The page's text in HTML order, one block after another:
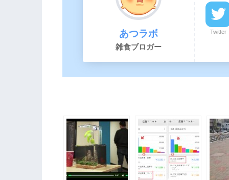
あつラボ
雑食ブロガー
Twitter